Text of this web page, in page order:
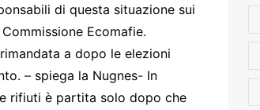
di questa situazione sui
Ecomafie.
a dopo le elezioni
– spiega la Nugnes- In
rifiuti è partita solo dopo che